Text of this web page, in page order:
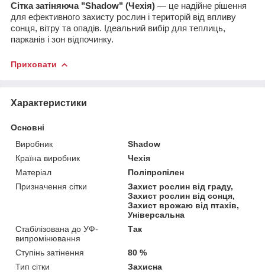
Сітка затіняюча "Shadow" (Чехія) — це надійне рішення
для ефективного захисту рослин і територій від впливу
сонця, вітру та опадів. Ідеальний вибір для теплиць,
парканів і зон відпочинку.
Приховати
Характеристики
Основні
Виробник
Shadow
Країна виробник
Чехія
Матеріал
Поліпропілен
Призначення сітки
Захист рослин від граду,
Захист рослин від сонця,
Захист врожаю від птахів,
Універсальна
Стабілізована до УФ-
випромінювання
Так
Ступінь затінення
80 %
Тип сітки
Захисна